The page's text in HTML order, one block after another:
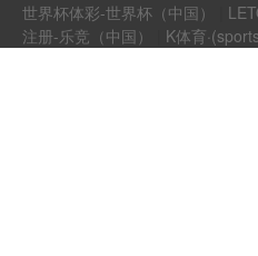
世界杯体彩-世界杯（中国）
注册-乐竞（中国）
K体育